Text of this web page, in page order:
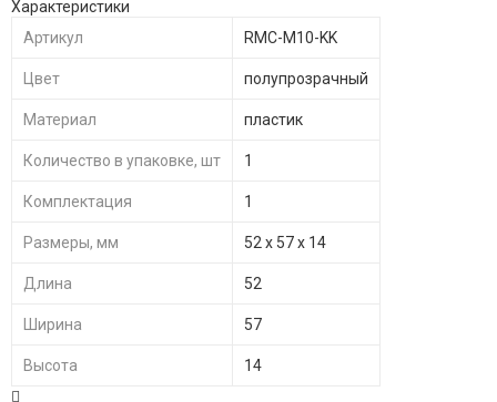
Характеристики
Артикул
RMC-M10-KK
Цвет полупрозрачный
Материал пластик
Количество в упаковке, шт 1
Комплектация 1
Размеры, мм 52 х 57 х 14
Длина 52
Ширина 57
Высота 14